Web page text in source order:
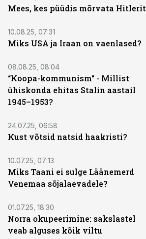
Mees, kes püüdis mõrvata Hitlerit
10.08.25, 07:31
Miks USA ja Iraan on vaenlased?
08.08.25, 08:04
“Koopa-kommunism“ - Millist
ühiskonda ehitas Stalin aastail
1945–1953?
24.07.25, 06:58
Kust võtsid natsid haakristi?
10.07.25, 07:13
Miks Taani ei sulge Läänemerd
Venemaa sõjalaevadele?
01.07.25, 18:30
Norra okupeerimine: sakslastel
veab alguses kõik viltu